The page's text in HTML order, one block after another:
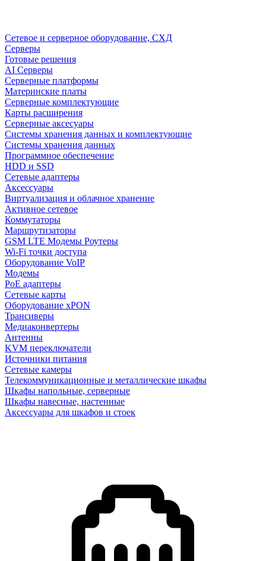
Сетевое и серверное оборудование, СХД
Cерверы
Готовые решения
AI Серверы
Серверные платформы
Материнские платы
Серверные комплектующие
Карты расширения
Серверные аксесуары
Системы хранения данных и комплектующие
Системы хранения данных
Программное обеспечение
HDD и SSD
Сетевые адаптеры
Аксессуары
Виртуализация и облачное хранение
Активное сетевое
Коммутаторы
Маршрутизаторы
GSM LTE Модемы Роутеры
Wi-Fi точки доступа
Оборудование VoIP
Модемы
PoE адаптеры
Сетевые карты
Оборудование xPON
Трансиверы
Медиаконвертеры
Антенны
KVM переключатели
Источники питания
Сетевые камеры
Телекоммуникационные и металлические шкафы
Шкафы напольные, серверные
Шкафы навесные, настенные
Аксессуары для шкафов и стоек